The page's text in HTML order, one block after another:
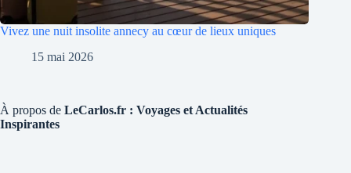
Vivez une nuit insolite annecy au cœur de lieux uniques
15 mai 2026
À propos de LeCarlos.fr : Voyages et Actualités
Inspirantes